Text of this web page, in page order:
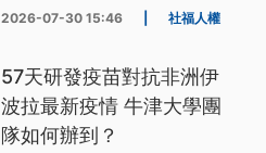
2026-07-30 15:46 社福人權
57天研發疫苗對抗非洲伊
波拉最新疫情 牛津大學團
隊如何辦到？